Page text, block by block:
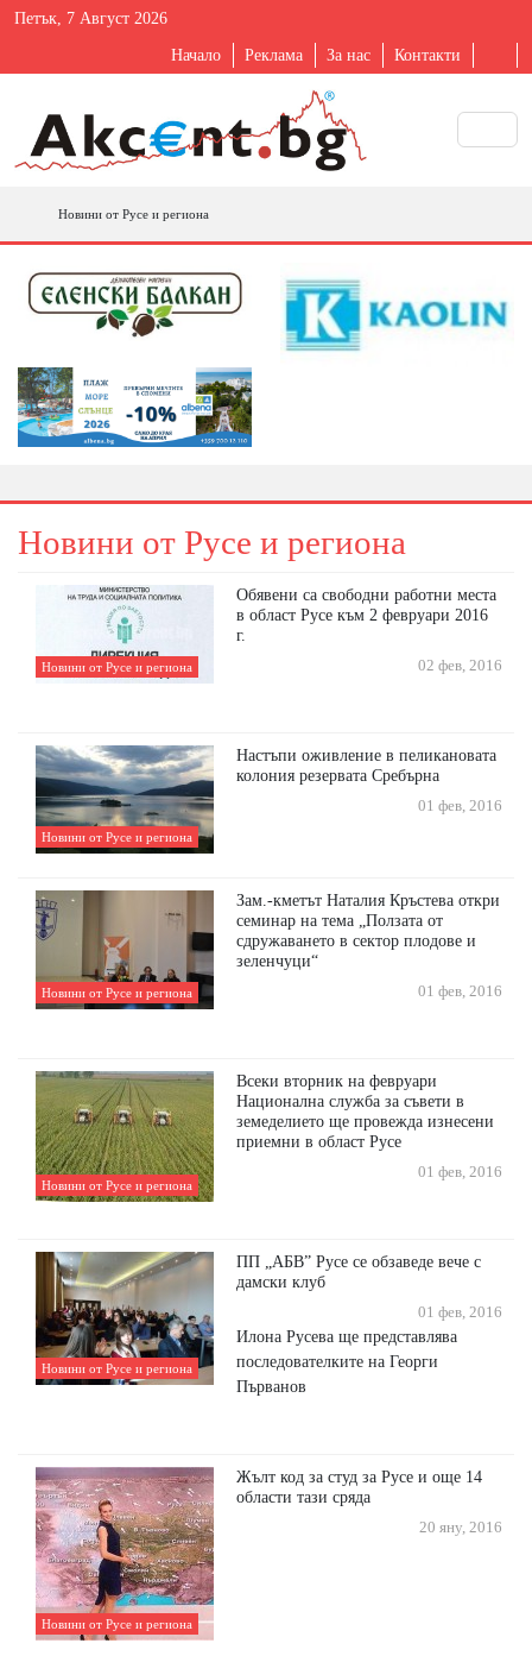
Петък, 7 Август 2026
Начало Реклама За нас Контакти
Новини от Русе и региона
Новини от Русе и региона
Новини от Русе и региона
Обявени са свободни работни места
в област Русе към 2 февруари 2016
г.
02 фев, 2016
Новини от Русе и региона
Настъпи оживление в пеликановата
колония резервата Сребърна
01 фев, 2016
Новини от Русе и региона
Зам.-кметът Наталия Кръстева откри
семинар на тема „Ползата от
сдружаването в сектор плодове и
зеленчуци“
01 фев, 2016
Новини от Русе и региона
Всеки вторник на февруари
Национална служба за съвети в
земеделието ще провежда изнесени
приемни в област Русе
01 фев, 2016
Новини от Русе и региона
ПП „АБВ” Русе се обзаведе вече с
дамски клуб
01 фев, 2016
Илона Русева ще представлява
последователките на Георги
Първанов
Новини от Русе и региона
Жълт код за студ за Русе и още 14
области тази сряда
20 яну, 2016